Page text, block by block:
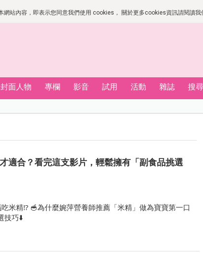
站內容，即表示您同意我們使用 cookies， 關於更多cookies資訊請閱讀我
封面人物 專欄 影音 試用 活動 雜誌 搜
適合？看完這支影片，輕鬆擁有「副食品挑選
米精⁉️ 🥣為什麼婉萍營養師推薦「米精」做為寶寶第一口
技巧⬇️